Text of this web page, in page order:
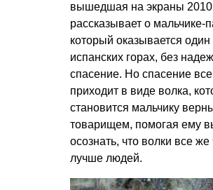
вышедшая на экраны 2010
рассказывает о мальчике-
который оказывается один
испанских горах, без
спасение. Но спасение
приходит в виде волка,
становится мальчику
товарищем, помогая ему
осознать, что волки все же
лучше людей.